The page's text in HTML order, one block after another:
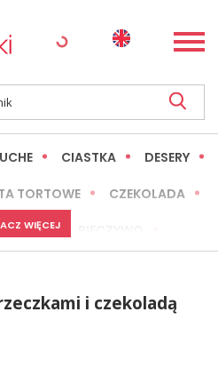
CIASTKA DESERY
TORTOWE CZEKOLADA
WYPIEKI
INNE
WIĘCEJ
i czekoladą